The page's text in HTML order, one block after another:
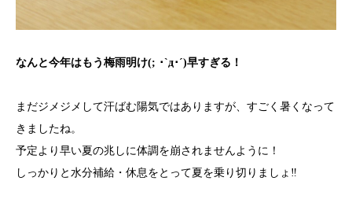
なんと今年はもう梅雨明け(; ･`д･´)早すぎる！
まだジメジメして汗ばむ陽気ではありますが、すごく暑くなって
きましたね。
予定より早い夏の兆しに体調を崩されませんように！
しっかりと水分補給・休息をとって夏を乗り切りましょ‼